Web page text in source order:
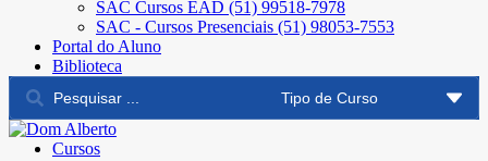
SAC Cursos EAD (51) 99518-7978
SAC - Cursos Presenciais (51) 98053-7553
Portal do Aluno
Biblioteca
Cursos